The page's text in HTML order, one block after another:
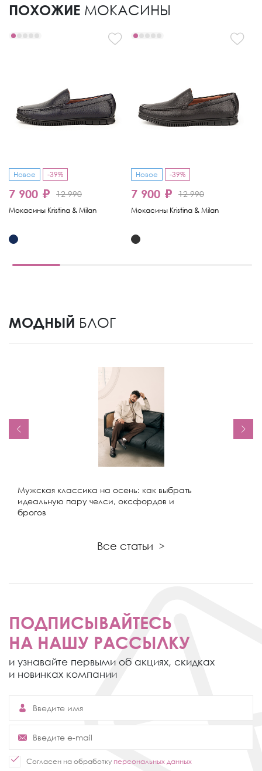
ПОХОЖИЕ МОКАСИНЫ
Новое -39%
7 900 ₽ 12 990
Мокасины Kristina & Milan
Новое -39%
7 900 ₽ 12 990
Мокасины Kristina & Milan
МОДНЫЙ БЛОГ
Мужская классика на осень: как выбрать
идеальную пару челси, оксфордов и
брогов
Все статьи >
ПОДПИСЫВАЙТЕСЬ
НА НАШУ РАССЫЛКУ
и узнавайте первыми об акциях, скидках
и новинках компании
Согласен на обработку персональных данных